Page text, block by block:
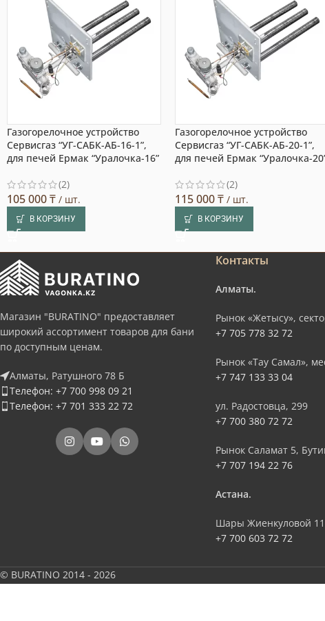
Газогорелочное устройство
Сервисгаз “УГ-САБК-АБ-16-1”,
для печей Ермак “Уралочка-16”
(2)
105 000₸ / шт.
В КОРЗИНУ
Газогорелочное устройство
Сервисгаз “УГ-САБК-АБ-20-1”,
для печей Ермак “Уралочка-
(2)
115 000₸ / шт.
В КОРЗИНУ
Магазин "BURATINO" предоставляет
широкий ассортимент товаров для бани
по доступным ценам.
Алматы, Ратушного 78 Б
Телефон: +7 700 998 09 21
Телефон: +7 701 333 22 72
Контакты
Алматы.
Рынок «Жетысу»,
+7 705 778 32 72
Рынок «Тау Самал»,
+7 747 133 33 04
ул. Радостовца, 299
+7 700 380 72 72
Рынок Саламат 5,
+7 707 194 22 76
Астана.
Шары Жиенкуловой
+7 700 603 72 72
© BURATINO 2014 - 2026